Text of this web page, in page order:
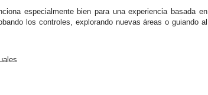
especialmente bien para una experiencia basada en
los controles, explorando nuevas áreas o guiando al